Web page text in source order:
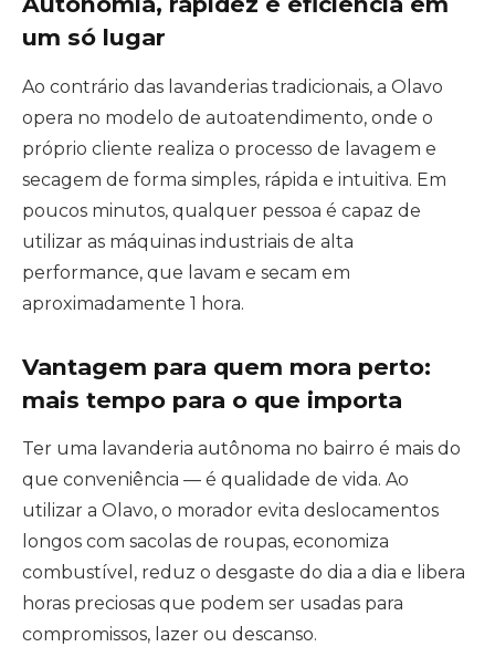
um só lugar
Ao contrário das lavanderias tradicionais, a Olavo
opera no modelo de autoatendimento, onde o
próprio cliente realiza o processo de lavagem e
secagem de forma simples, rápida e intuitiva. Em
poucos minutos, qualquer pessoa é capaz de
utilizar as máquinas industriais de alta
performance, que lavam e secam em
aproximadamente 1 hora.
Vantagem para quem mora perto:
mais tempo para o que importa
Ter uma lavanderia autônoma no bairro é mais do
que conveniência — é qualidade de vida. Ao
utilizar a Olavo, o morador evita deslocamentos
longos com sacolas de roupas, economiza
combustível, reduz o desgaste do dia a dia e libera
horas preciosas que podem ser usadas para
compromissos, lazer ou descanso.